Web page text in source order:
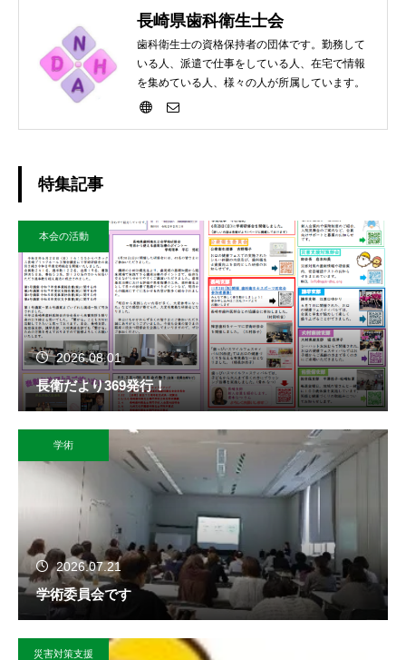
長崎県歯科衛生士会
歯科衛生士の資格保持者の団体です。勤務して
いる人、派遣で仕事をしている人、在宅で情報
を集めている人、様々の人が所属しています。
特集記事
本会の活動
2026.08.01
長衛だより369発行！
学術
2026.07.21
学術委員会です
災害対策支援